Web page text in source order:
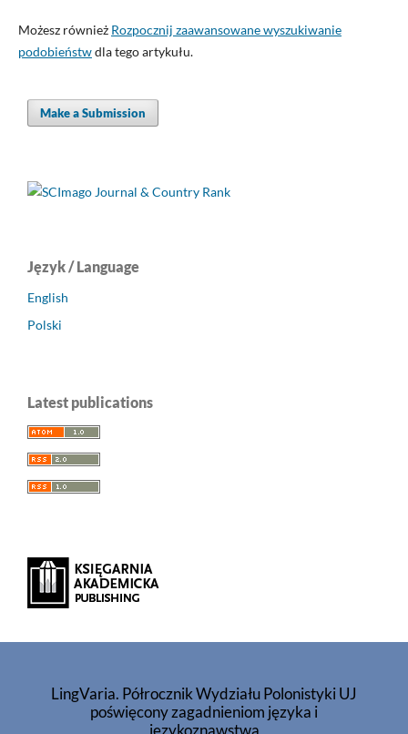
Możesz również Rozpocznij zaawansowane wyszukiwanie
podobieństwdla tego artykułu.
Make a Submission
Język / Language
English
Polski
Latest publications
LingVaria. Półrocznik Wydziału Polonistyki UJ
poświęcony zagadnieniom języka i